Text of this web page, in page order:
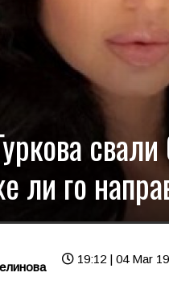
ли го
19:12 | 04 Mar 19